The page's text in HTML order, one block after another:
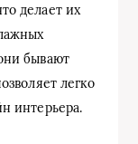
делает их
бывают
легко
интерьера.